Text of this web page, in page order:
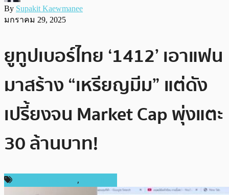
By Supakit Kaewmanee
มกราคม 29, 2025
ยูทูปเบอร์ไทย ‘1412’ เอาแฟน
มาสร้าง “เหรียญมีม” แต่ดัง
เปรี้ยงจน Market Cap พุ่งแตะ
30 ล้านบาท!
,